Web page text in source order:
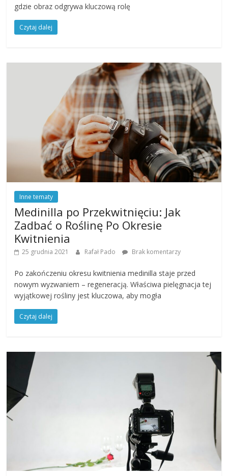
gdzie obraz odgrywa kluczową rolę
Czytaj dalej
Inne tematy
Medinilla po Przekwitnięciu: Jak
Zadbać o Roślinę Po Okresie
Kwitnienia
25 grudnia 2021 Rafał Pado Brak komentarzy
Po zakończeniu okresu kwitnienia medinilla staje przed
nowym wyzwaniem – regeneracją. Właściwa pielęgnacja tej
wyjątkowej rośliny jest kluczowa, aby mogła
Czytaj dalej